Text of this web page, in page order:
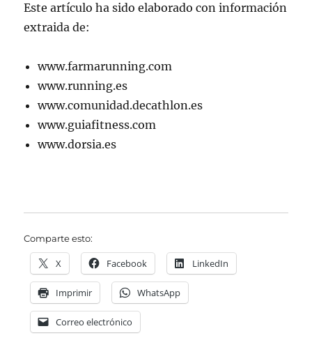
Este artículo ha sido elaborado con información
extraida de:
www.farmarunning.com
www.running.es
www.comunidad.decathlon.es
www.guiafitness.com
www.dorsia.es
Comparte esto:
X Facebook LinkedIn
Imprimir WhatsApp
Correo electrónico